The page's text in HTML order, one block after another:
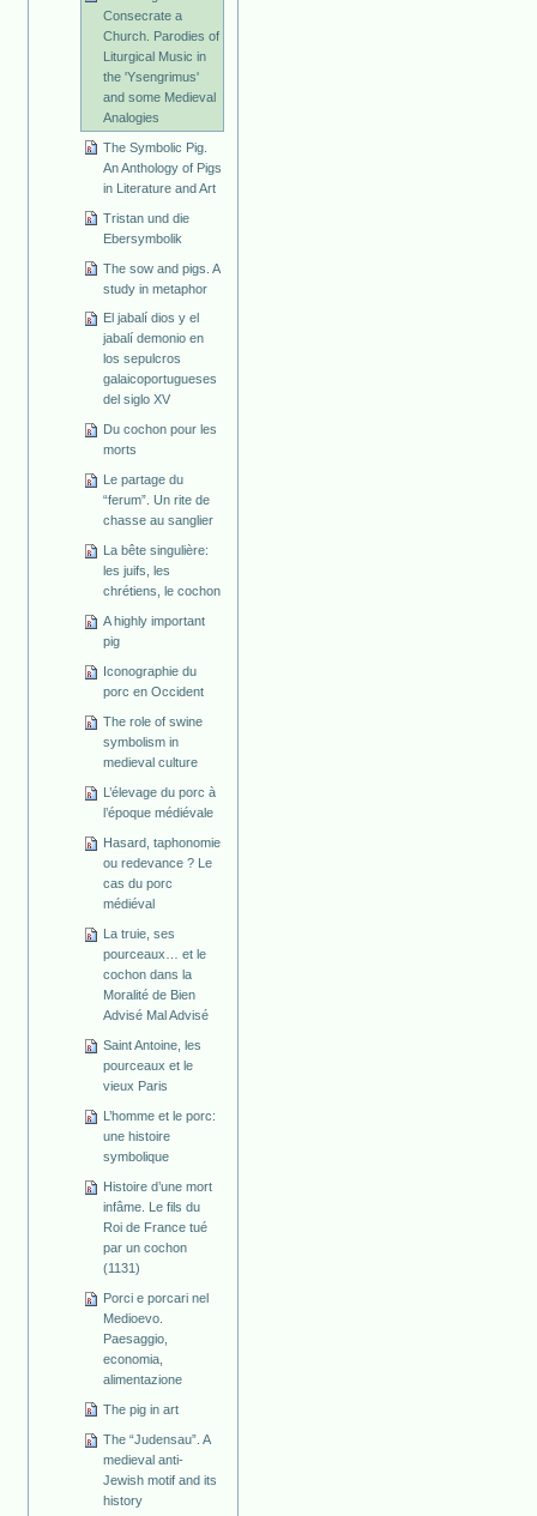
Consecrate a
Church. Parodies of
Liturgical Music in
the 'Ysengrimus'
and some Medieval
Analogies
The Symbolic Pig.
An Anthology of Pigs
in Literature and Art
Tristan und die
Ebersymbolik
The sow and pigs. A
study in metaphor
El jabalí dios y el
jabalí demonio en
los sepulcros
galaicoportugueses
del siglo XV
Du cochon pour les
morts
Le partage du
“ferum”. Un rite de
chasse au sanglier
La bête singulière:
les juifs, les
chrétiens, le cochon
A highly important
pig
Iconographie du
porc en Occident
The role of swine
symbolism in
medieval culture
L’élevage du porc à
l’époque médiévale
Hasard, taphonomie
ou redevance ? Le
cas du porc
médiéval
La truie, ses
pourceaux… et le
cochon dans la
Moralité de Bien
Advisé Mal Advisé
Saint Antoine, les
pourceaux et le
vieux Paris
L’homme et le porc:
une histoire
symbolique
Histoire d’une mort
infâme. Le fils du
Roi de France tué
par un cochon
(1131)
Porci e porcari nel
Medioevo.
Paesaggio,
economia,
alimentazione
The pig in art
The “Judensau”. A
medieval anti-
Jewish motif and its
history